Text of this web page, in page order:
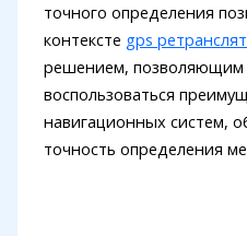
точного определения
контексте gps
решением, позволяющим
воспользоваться
навигационных систем,
точность определения